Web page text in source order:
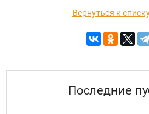
Вернуться к
Последние